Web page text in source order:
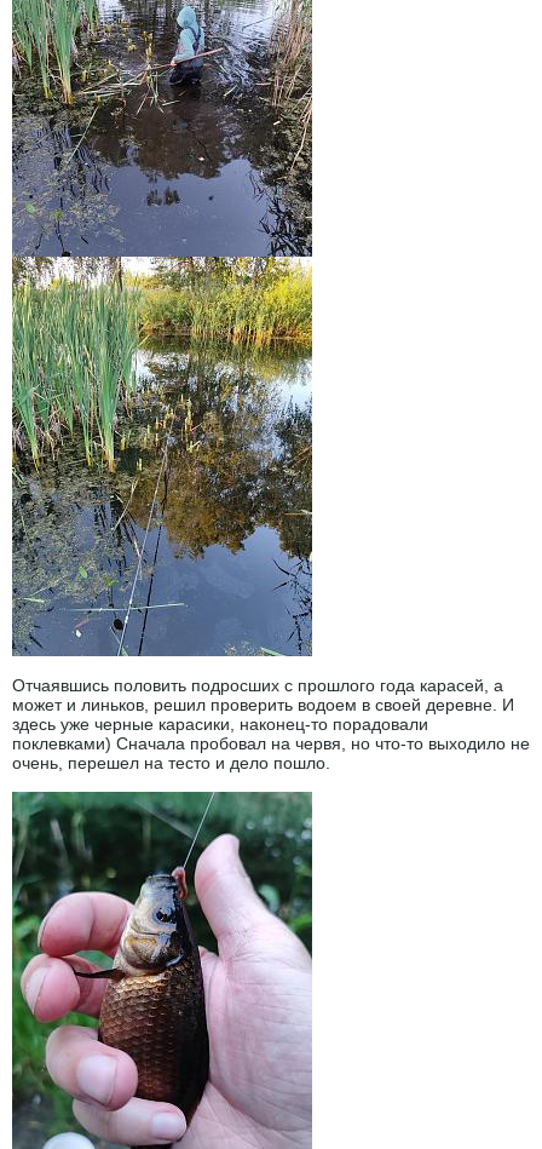
Отчаявшись половить подросших с прошлого года карасей, а
может и линьков, решил проверить водоем в своей деревне. И
здесь уже черные карасики, наконец-то порадовали
поклевками) Сначала пробовал на червя, но что-то выходило не
очень, перешел на тесто и дело пошло.